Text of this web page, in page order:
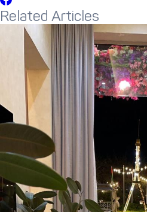
Related Articles